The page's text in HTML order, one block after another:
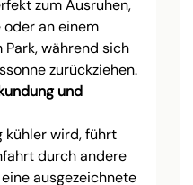
zum Ausruhen,
an einem
während sich
zurückziehen.
und
kühler wird, führt
durch andere
ausgezeichnete